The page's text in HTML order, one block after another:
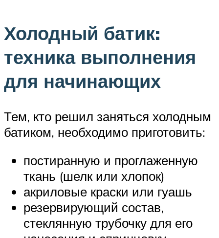
Холодный батик:
техника выполнения
для начинающих
Тем, кто решил заняться холодным
батиком, необходимо приготовить:
постиранную и проглаженную
ткань (шелк или хлопок)
акриловые краски или гуашь
резервирующий состав,
стеклянную трубочку для его